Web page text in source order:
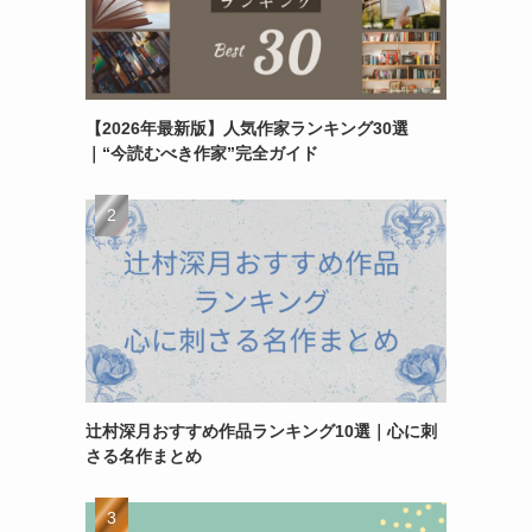
【2026年最新版】人気作家ランキング30選
｜“今読むべき作家”完全ガイド
辻村深月おすすめ作品ランキング10選｜心に刺
さる名作まとめ